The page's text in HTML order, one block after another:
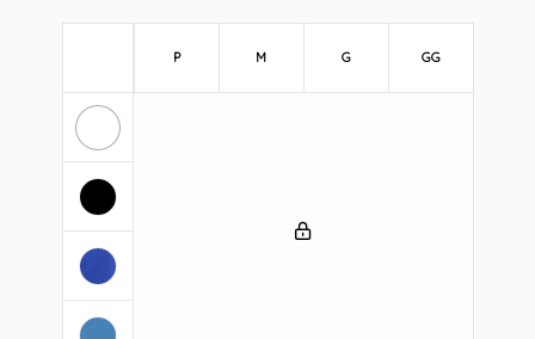
P M G GG